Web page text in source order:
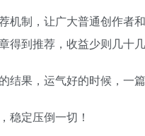
机制，让广大普通创作者
得到推荐，收益少则几十
结果，运气好的时候，一
稳定压倒一切！